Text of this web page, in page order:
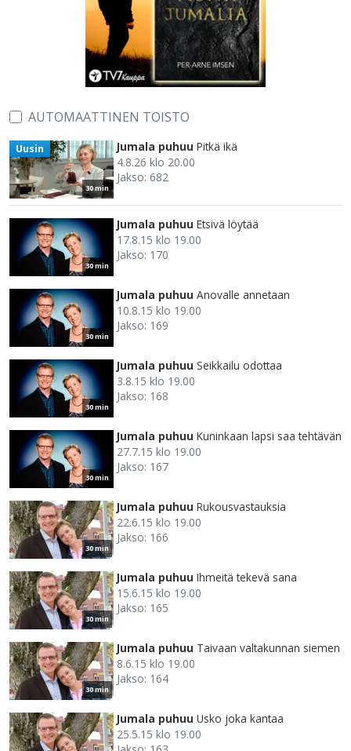
AUTOMAATTINEN TOISTO
30 min
Uusin Jumala puhuu Pitkä ikä
4.8.26 klo 20.00
Jakso: 682
30 min
Jumala puhuu Etsivä löytää
17.8.15 klo 19.00
Jakso: 170
30 min
Jumala puhuu Anovalle annetaan
10.8.15 klo 19.00
Jakso: 169
30 min
Jumala puhuu Seikkailu odottaa
3.8.15 klo 19.00
Jakso: 168
30 min
Jumala puhuu Kuninkaan lapsi saa tehtävän
27.7.15 klo 19.00
Jakso: 167
30 min
Jumala puhuu Rukousvastauksia
22.6.15 klo 19.00
Jakso: 166
30 min
Jumala puhuu Ihmeitä tekevä sana
15.6.15 klo 19.00
Jakso: 165
30 min
Jumala puhuu Taivaan valtakunnan siemen
8.6.15 klo 19.00
Jakso: 164
Jumala puhuu Usko joka kantaa
25.5.15 klo 19.00